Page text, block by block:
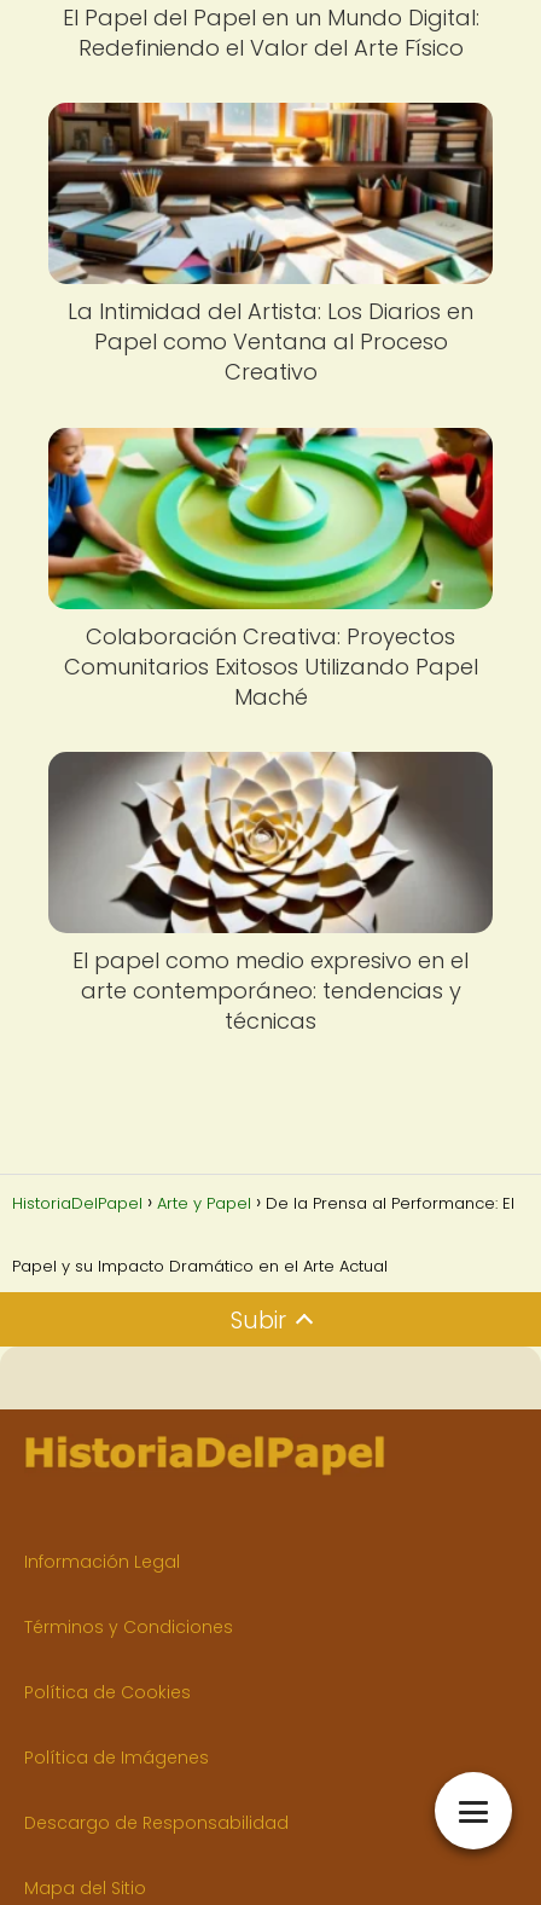
El Papel del Papel en un Mundo Digital:
Redefiniendo el Valor del Arte Físico
La Intimidad del Artista: Los Diarios en
Papel como Ventana al Proceso
Creativo
Colaboración Creativa: Proyectos
Comunitarios Exitosos Utilizando Papel
Maché
El papel como medio expresivo en el
arte contemporáneo: tendencias y
técnicas
HistoriaDelPapel Arte y Papel De la Prensa al Performance: El
Papel y su Impacto Dramático en el Arte Actual
Subir
Información Legal
Términos y Condiciones
Política de Cookies
Política de Imágenes
Descargo de Responsabilidad
Mapa del Sitio